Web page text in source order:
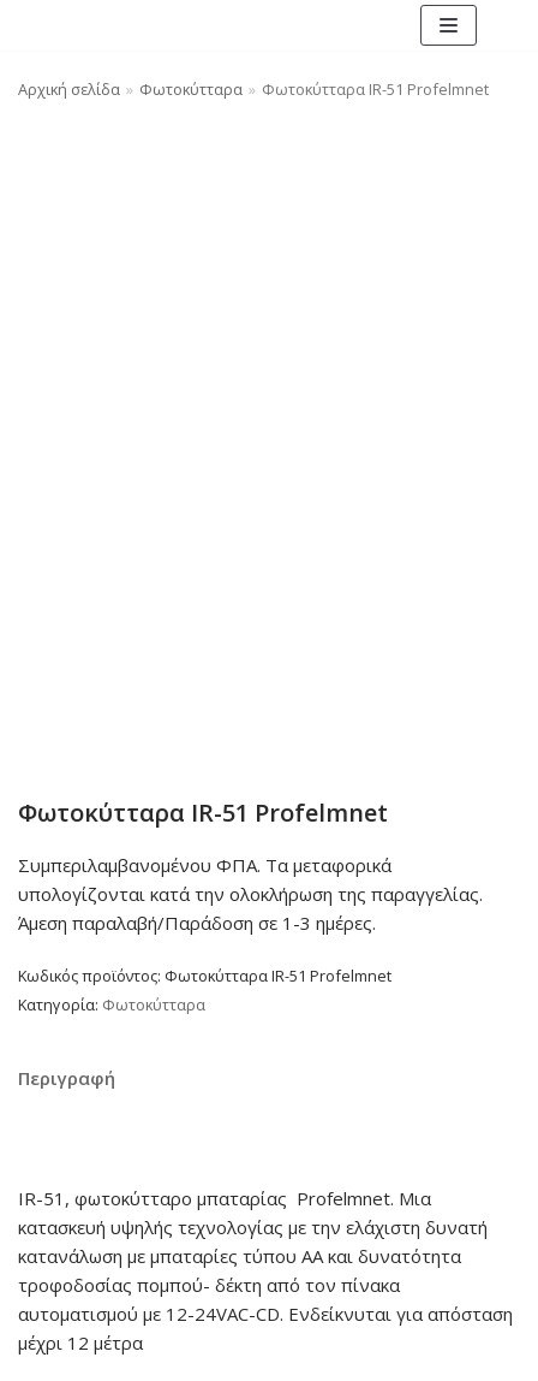
στο
Αρχική σελίδα » Φωτοκύτταρα » Φωτοκύτταρα IR-51 Profelmnet
Φωτοκύτταρα IR-51 Profelmnet
Συμπεριλαμβανομένου ΦΠΑ. Τα μεταφορικά
υπολογίζονται κατά την ολοκλήρωση της παραγγελίας.
Άμεση παραλαβή/Παράδοση σε 1-3 ημέρες.
Κωδικός προϊόντος: Φωτοκύτταρα IR-51 Profelmnet
Κατηγορία: Φωτοκύτταρα
Περιγραφή
IR-51, φωτοκύτταρο μπαταρίας Profelmnet. Mια
κατασκευή υψηλής τεχνολογίας με την ελάχιστη δυνατή
κατανάλωση με μπαταρίες τύπου ΑΑ και δυνατότητα
τροφοδοσίας πομπού- δέκτη από τον πίνακα
αυτοματισμού με 12-24VAC-CD. Ενδείκνυται για απόσταση
μέχρι 12 μέτρα